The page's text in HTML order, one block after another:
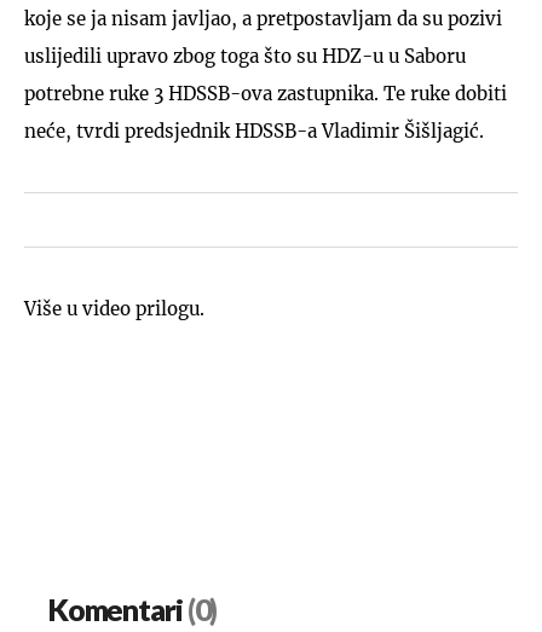
koje se ja nisam javljao, a pretpostavljam da su pozivi
uslijedili upravo zbog toga što su HDZ-u u Saboru
potrebne ruke 3 HDSSB-ova zastupnika. Te ruke dobiti
neće, tvrdi predsjednik HDSSB-a Vladimir Šišljagić.
Više u video prilogu.
Komentari(0)